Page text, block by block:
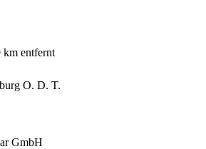
km entfernt
O. D. T.
GmbH